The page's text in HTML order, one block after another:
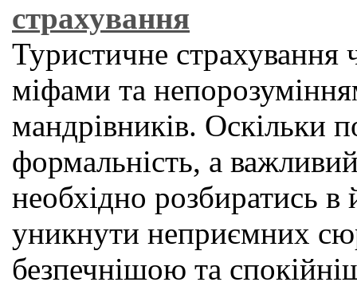
страхування
Туристичне страхування
міфами та
мандрівників. Оскільки
формальність, а
необхідно розбиратись в
уникнути неприємних
безпечнішою та